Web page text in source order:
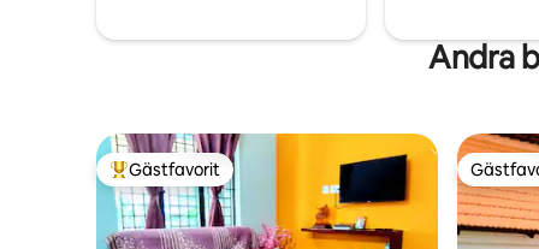
Andra
Populär gästfavorit
Gästfavorit